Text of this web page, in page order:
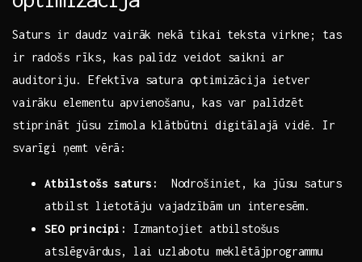
Saturs ir⁤ daudz​ vairāk‌ nekā tikai teksta‌ virkne; tas‌
ir radošs rīks, ​kas palīdz veidot saikni ar
auditoriju. Efektīva satura optimizācija ietver⁤
vairāku elementu apvienošanu, kas var palīdzēt
stiprināt jūsu zīmola klātbūtni digitālajā vidē. Ir
svarīgi ņemt‌ vērā:
Atbilstošs saturs:
​ Nodrošiniet, ⁣ka ⁤jūsu saturs
atbilst lietotāju ⁢vajadzībām​ un interesēm.
SEO‌ principi:
Izmantojiet atbilstošus⁢
atslēgvārdus, lai uzlabotu ​meklētājprogrammu